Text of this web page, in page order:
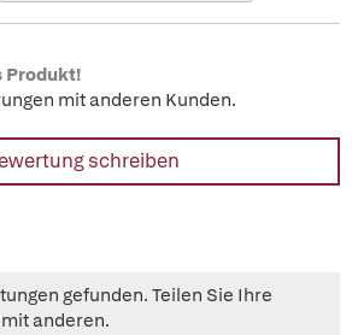
Produkt!
mit anderen Kunden.
schreiben
gefunden. Teilen Sie Ihre
anderen.